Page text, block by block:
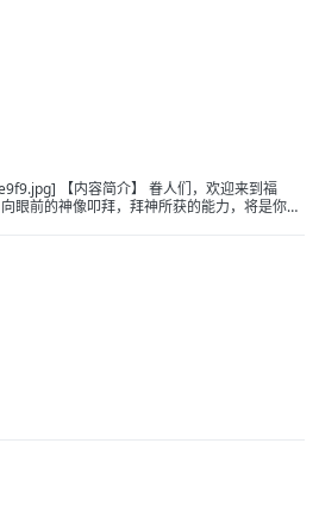
【内容简介】 眷人们，欢迎来到福
眼前的神像叩拜，拜神所获的能力，将是你们
】 作者：幻梦猎人，起点中文网作者，代表
《诡异分解指南》《天灾疯人院》《基因收容
度：
s/1CTpsB1_Ju5NwzAhO0MvwZQ?pwd=9a1v
s/ffe07719ebb3?pwd=aUYh 移动：